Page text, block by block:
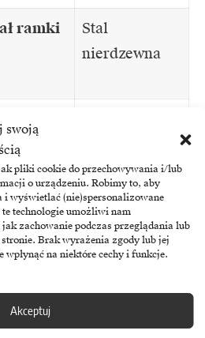
swoją
pliki cookie do przechowywania i/lub
o urządzeniu. Robimy to, aby
wyświetlać (nie)spersonalizowane
technologie umożliwi nam
zachowanie podczas przeglądania lub
Brak wyrażenia zgody lub jej
na niektóre cechy i funkcje.
Akceptuj
ramki
Stal
nierdzewna
szklanym
polimer lub
stal
nierdzewna